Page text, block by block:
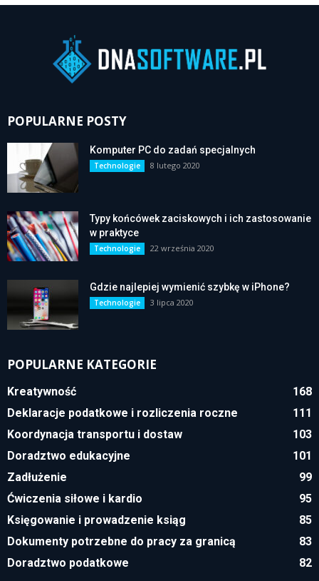
POPULARNE POSTY
Komputer PC do zadań specjalnych
Technologie 8 lutego 2020
Typy końcówek zaciskowych i ich zastosowanie
w praktyce
Technologie 22 września 2020
Gdzie najlepiej wymienić szybkę w iPhone?
Technologie 3 lipca 2020
POPULARNE KATEGORIE
Kreatywność
168
Deklaracje podatkowe i rozliczenia roczne
111
Koordynacja transportu i dostaw
103
Doradztwo edukacyjne
101
Zadłużenie
99
Ćwiczenia siłowe i kardio
95
Księgowanie i prowadzenie ksiąg
85
Dokumenty potrzebne do pracy za granicą
83
Doradztwo podatkowe
82